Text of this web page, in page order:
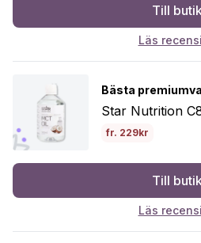
Till butik
Läs
Bästa
Star Nutrition
fr. 229kr
Till butik
Läs